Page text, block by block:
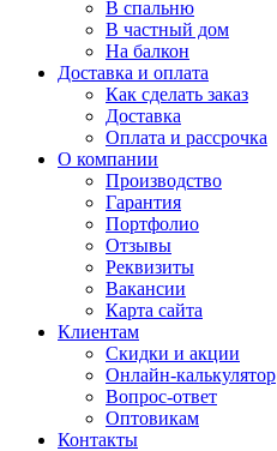
В спальню
В частный дом
На балкон
Доставка и оплата
Как сделать заказ
Доставка
Оплата и рассрочка
О компании
Производство
Гарантия
Портфолио
Отзывы
Реквизиты
Вакансии
Карта сайта
Клиентам
Скидки и акции
Онлайн-калькулятор
Вопрос-ответ
Оптовикам
Контакты